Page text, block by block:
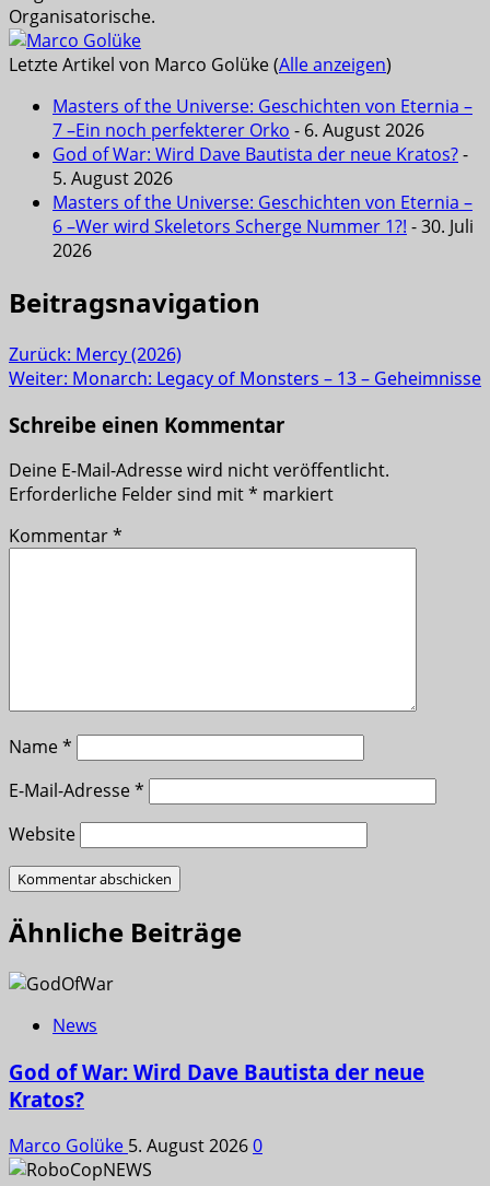
Organisatorische.
Letzte Artikel von Marco Golüke(Alle anzeigen)
Masters of the Universe: Geschichten von Eternia –
7 –Ein noch perfekterer Orko - 6. August 2026
God of War: Wird Dave Bautista der neue Kratos?-
5. August 2026
Masters of the Universe: Geschichten von Eternia –
6 –Wer wird Skeletors Scherge Nummer 1?! - 30. Juli
2026
Beitragsnavigation
Zurück: Mercy (2026)
Weiter: Monarch: Legacy of Monsters – 13 – Geheimnisse
Schreibe einen Kommentar
Deine E-Mail-Adresse wird nicht veröffentlicht.
Erforderliche Felder sind mit* markiert
Kommentar*
Name*
E-Mail-Adresse*
Website
Ähnliche Beiträge
News
God of War: Wird Dave Bautista der neue
Kratos?
Marco Golüke 5. August 20260